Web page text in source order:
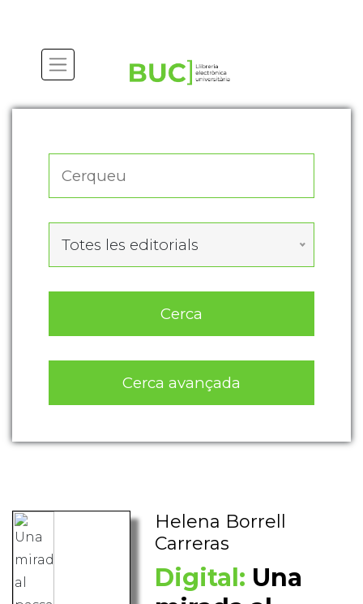
Totes les editorials
Cerca
Cerca avançada
Helena Borrell
Carreras
Digital: Una